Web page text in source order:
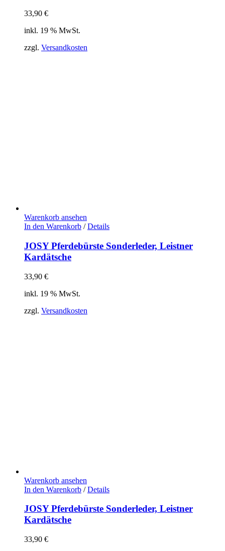
33,90 €
inkl. 19 % MwSt.
zzgl. Versandkosten
Warenkorb ansehen
In den Warenkorb / Details
JOSY Pferdebürste Sonderleder, Leistner
Kardätsche
33,90 €
inkl. 19 % MwSt.
zzgl. Versandkosten
Warenkorb ansehen
In den Warenkorb / Details
JOSY Pferdebürste Sonderleder, Leistner
Kardätsche
33,90 €